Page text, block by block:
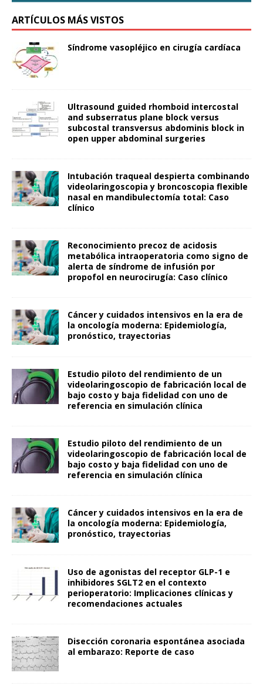
ARTÍCULOS MÁS VISTOS
Síndrome vasopléjico en cirugía cardíaca
Ultrasound guided rhomboid intercostal
and subserratus plane block versus
subcostal transversus abdominis block in
open upper abdominal surgeries
Intubación traqueal despierta combinando
videolaringoscopia y broncoscopia flexible
nasal en mandibulectomía total: Caso
clínico
Reconocimiento precoz de acidosis
metabólica intraoperatoria como signo de
alerta de síndrome de infusión por
propofol en neurocirugía: Caso clínico
Cáncer y cuidados intensivos en la era de
la oncología moderna: Epidemiología,
pronóstico, trayectorias
Estudio piloto del rendimiento de un
videolaringoscopio de fabricación local de
bajo costo y baja fidelidad con uno de
referencia en simulación clínica
Estudio piloto del rendimiento de un
videolaringoscopio de fabricación local de
bajo costo y baja fidelidad con uno de
referencia en simulación clínica
Cáncer y cuidados intensivos en la era de
la oncología moderna: Epidemiología,
pronóstico, trayectorias
Uso de agonistas del receptor GLP-1 e
inhibidores SGLT2 en el contexto
perioperatorio: Implicaciones clínicas y
recomendaciones actuales
Disección coronaria espontánea asociada
al embarazo: Reporte de caso